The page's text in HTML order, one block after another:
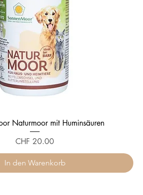
Naturmoor mit Huminsäuren
Preis
CHF 20.00
In den Warenkorb